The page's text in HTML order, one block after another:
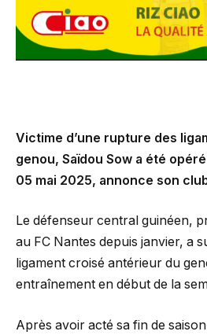
Victime d’une rupture des
genou, Saïdou Sow a été
05 mai 2025, annonce son
Le défenseur central guinéen,
au FC Nantes depuis janvier, a
ligament croisé antérieur du
entraînement en début de la
Après avoir acté sa fin de